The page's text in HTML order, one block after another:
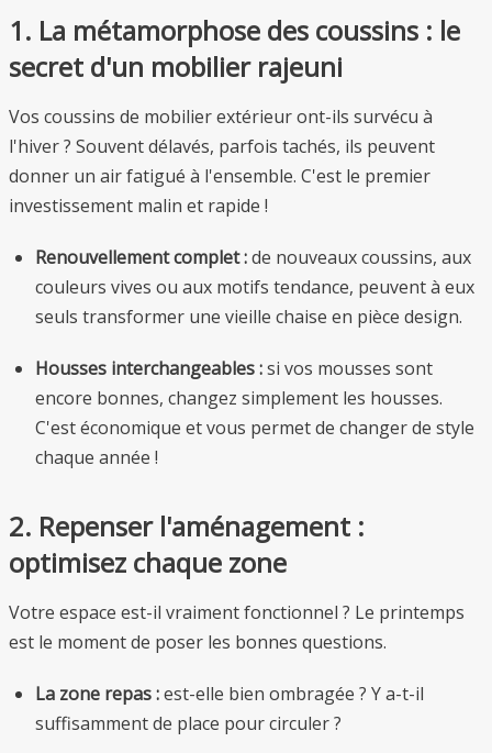
1. La métamorphose des coussins : le
secret d'un mobilier rajeuni
Vos coussins de mobilier extérieur ont-ils survécu à
l'hiver ? Souvent délavés, parfois tachés, ils peuvent
donner un air fatigué à l'ensemble. C'est le premier
investissement malin et rapide !
Renouvellement complet :de nouveaux coussins, aux
couleurs vives ou aux motifs tendance, peuvent à eux
seuls transformer une vieille chaise en pièce design.
Housses interchangeables :si vos mousses sont
encore bonnes, changez simplement les housses.
C'est économique et vous permet de changer de style
chaque année !
2. Repenser l'aménagement :
optimisez chaque zone
Votre espace est-il vraiment fonctionnel ? Le printemps
est le moment de poser les bonnes questions.
La zone repas :est-elle bien ombragée ? Y a-t-il
suffisamment de place pour circuler ?